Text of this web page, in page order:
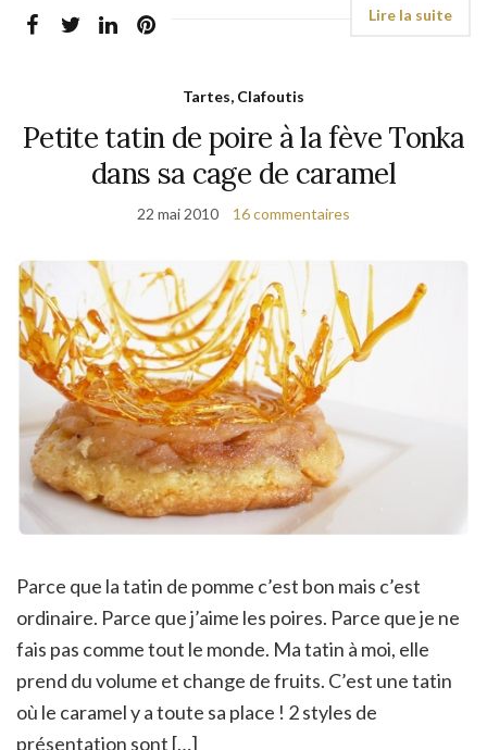
Tartes, Clafoutis
Petite tatin de poire à la fève Tonka
dans sa cage de caramel
22 mai 2010 16 commentaires
Parce que la tatin de pomme c’est bon mais c’est
ordinaire. Parce que j’aime les poires. Parce que je ne
fais pas comme tout le monde. Ma tatin à moi, elle
prend du volume et change de fruits. C’est une tatin
où le caramel y a toute sa place ! 2 styles de
présentation sont […]